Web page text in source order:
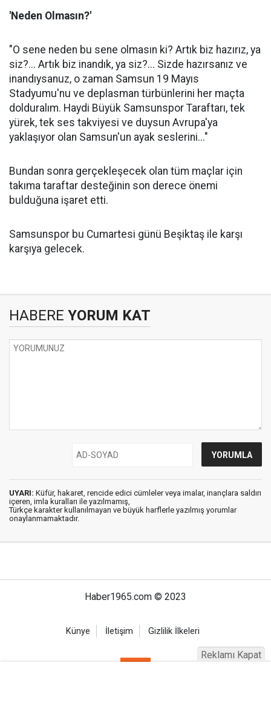
'Neden Olmasın?'
"O sene neden bu sene olmasın ki? Artık biz hazırız, ya
siz?... Artık biz inandık, ya siz?... Sizde hazırsanız ve
inandıysanuz, o zaman Samsun 19 Mayıs
Stadyumu'nu ve deplasman türbünlerini her maçta
dolduralım. Haydi Büyük Samsunspor Taraftarı, tek
yürek, tek ses takviyesi ve duysun Avrupa'ya
yaklaşıyor olan Samsun'un ayak seslerini..."
Bundan sonra gerçekleşecek olan tüm maçlar için
takıma taraftar desteğinin son derece önemi
bulduğuna işaret etti.
Samsunspor bu Cumartesi günü Beşiktaş ile karşı
karşıya gelecek.
HABERE YORUM KAT
UYARI: Küfür, hakaret, rencide edici cümleler veya imalar, inançlara saldırı
içeren, imla kuralları ile yazılmamış,
Türkçe karakter kullanılmayan ve büyük harflerle yazılmış yorumlar
onaylanmamaktadır.
Haber1965.com © 2023
Künye İletişim Gizlilik İlkeleri
Reklamı Kapat